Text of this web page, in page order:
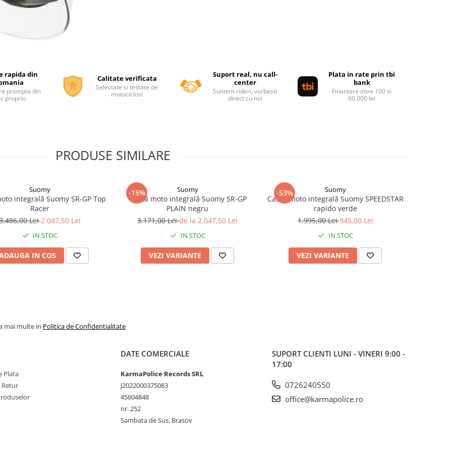
rapida din
prompta din
propriu
Calitate verificata
Selectate si testate de
motociclisti
Suport real, nu call-
center
Suntem rideri, vorbesti
direct cu noi
Plata in rate prin tbi
bank
Finantare intre 100 si
60.000 lei
PRODUSE SIMILARE
Suomy
integrală Suomy SR-GP Top
Racer
Lei2.047,50 Lei
IN STOC
IN COS
-15% Suomy
Cască moto integrală Suomy SR-GP
PLAIN negru
3.171,00 Leide la 2.047,50 Lei
IN STOC
VEZI VARIANTE
-53% Suomy
Cască moto integrală Suomy SPEEDSTAR
rapido verde
1.995,00 Lei945,00 Lei
IN STOC
VEZI VARIANTE
mai multe in Politica de Confidentialitate
Plata
Retur
DATE COMERCIALE
KarmaPolice Records SRL
J2022000375083
45604848
nr. 252
Sambata de Sus, Brasov
SUPORT CLIENTI LUNI - VINERI 9:00 -
17:00
0726240550
office@karmapolice.ro